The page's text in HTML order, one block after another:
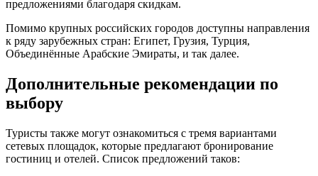
предложениями благодаря скидкам.
Помимо крупных российских городов доступны направления
к ряду зарубежных стран: Египет, Грузия, Турция,
Объединённые Арабские Эмираты, и так далее.
Дополнительные рекомендации по
выбору
Туристы также могут ознакомиться с тремя вариантами
сетевых площадок, которые предлагают бронирование
гостиниц и отелей. Список предложений таков: